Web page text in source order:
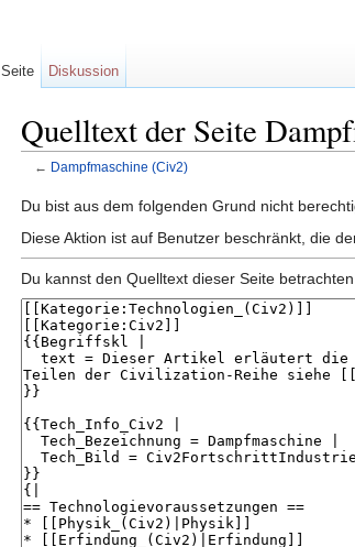
Quelltext der Seite
← Dampfmaschine (Civ2)
Du bist aus dem folgenden Grund nicht
Diese Aktion ist auf Benutzer beschränkt, die der
Du kannst den Quelltext dieser Seite
Seite Diskussion